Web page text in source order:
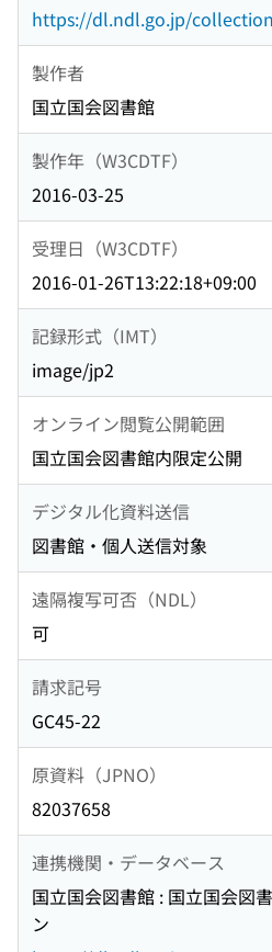
https://dl.ndl.go.jp/
製作者
国立国会図書館
製作年（W3CDTF）
2016-03-25
受理日（W3CDTF）
2016-01-26T13:22:18+09:00
記録形式（IMT）
image/jp2
オンライン閲覧公開範囲
国立国会図書館内限定公開
デジタル化資料送信
図書館・個人送信対象
遠隔複写可否（NDL）
可
請求記号
GC45-22
原資料（JPNO）
82037658
連携機関・データベース
国立国会図書館 : 国立国会図
ン